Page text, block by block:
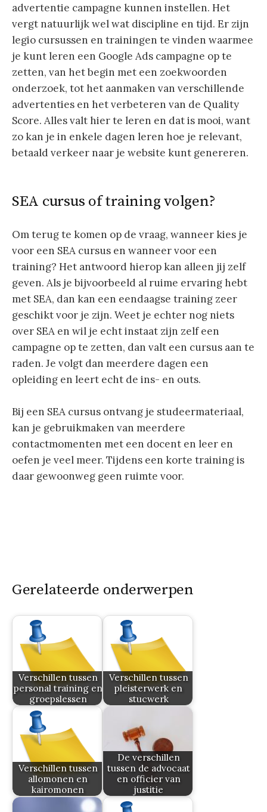
advertentie campagne kunnen instellen. Het
vergt natuurlijk wel wat discipline en tijd. Er zijn
legio cursussen en trainingen te vinden waarmee
je kunt leren een Google Ads campagne op te
zetten, van het begin met een zoekwoorden
onderzoek, tot het aanmaken van verschillende
advertenties en het verbeteren van de Quality
Score. Alles valt hier te leren en dat is mooi, want
zo kan je in enkele dagen leren hoe je relevant,
betaald verkeer naar je website kunt genereren.
SEA cursus of training volgen?
Om terug te komen op de vraag, wanneer kies je
voor een SEA cursus en wanneer voor een
training? Het antwoord hierop kan alleen jij zelf
geven. Als je bijvoorbeeld al ruime ervaring hebt
met SEA, dan kan een eendaagse training zeer
geschikt voor je zijn. Weet je echter nog niets
over SEA en wil je echt instaat zijn zelf een
campagne op te zetten, dan valt een cursus aan te
raden. Je volgt dan meerdere dagen een
opleiding en leert echt de ins- en outs.
Bij een SEA cursus ontvang je studeermateriaal,
kan je gebruikmaken van meerdere
contactmomenten met een docent en leer en
oefen je veel meer. Tijdens een korte training is
daar gewoonweg geen ruimte voor.
Gerelateerde onderwerpen
Verschillen tussen
personal training en
groepslessen
Verschillen tussen
pleisterwerk en
stucwerk
Verschillen tussen
allomonen en
kairomonen
De verschillen
tussen de advocaat
en officier van
justitie